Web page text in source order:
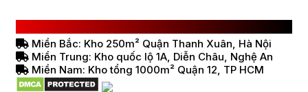
Miền Bắc: Kho 250m² Quận Thanh Xuân, Hà Nội
Miền Trung: Kho quốc lộ 1A, Diễn Châu, Nghệ An
Miền Nam: Kho tổng 1000m² Quận 12, TP HCM